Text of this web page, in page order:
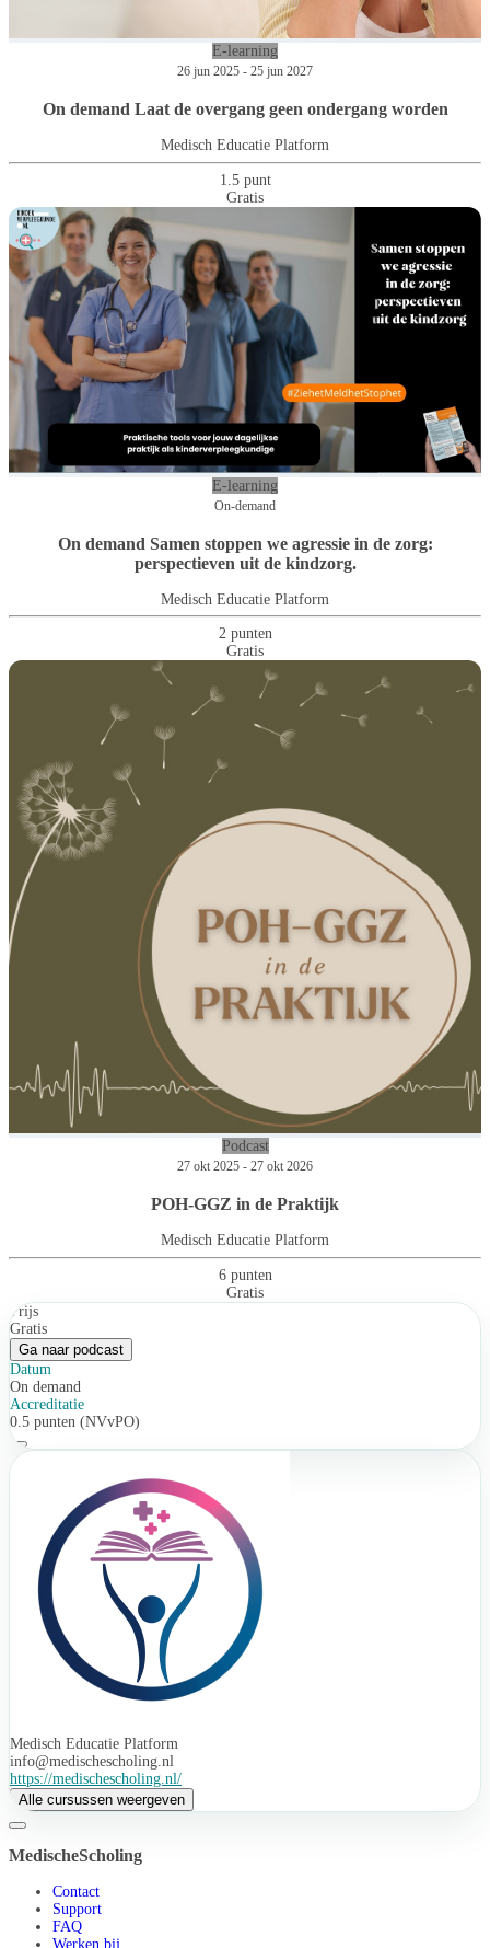
E-learning
26 jun 2025 - 25 jun 2027
On demand Laat de overgang geen ondergang worden
Medisch Educatie Platform
1.5 punt
Gratis
E-learning
On-demand
On demand Samen stoppen we agressie in de zorg:
perspectieven uit de kindzorg.
Medisch Educatie Platform
2 punten
Gratis
Podcast
27 okt 2025 - 27 okt 2026
POH-GGZ in de Praktijk
Medisch Educatie Platform
6 punten
Gratis
Prijs
Gratis
Ga naar podcast
Datum
On demand
Accreditatie
0.5 punten (NVvPO)
Medisch Educatie Platform
info@medischescholing.nl
https://medischescholing.nl/
Alle cursussen weergeven
MedischeScholing
Contact
Support
FAQ
Werken bij